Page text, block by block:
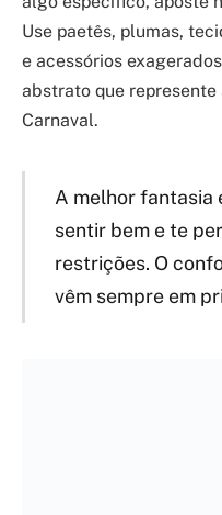
Use paetês, plumas,
e acessórios
abstrato que
Carnaval.
A melhor fantasia
sentir bem e te
restrições. O
vêm sempre em